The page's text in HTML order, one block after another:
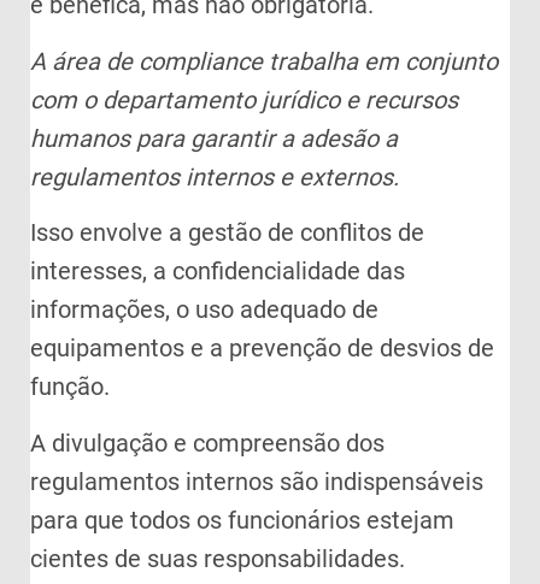
A área de compliance trabalha em conjunto
com o departamento jurídico e recursos
humanos para garantir a adesão a
regulamentos internos e externos.
Isso envolve a gestão de conflitos de
interesses, a confidencialidade das
informações, o uso adequado de
equipamentos e a prevenção de desvios de
função.
A divulgação e compreensão dos
regulamentos internos são indispensáveis
para que todos os funcionários estejam
cientes de suas responsabilidades.